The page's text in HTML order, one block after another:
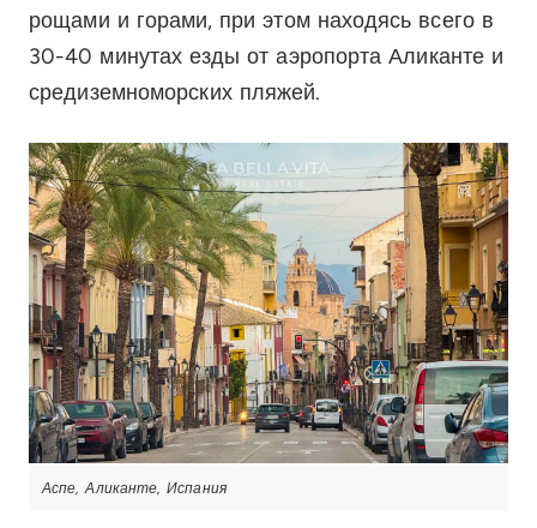
рощами и горами, при этом находясь всего в
30-40 минутах езды от аэропорта Аликанте и
средиземноморских пляжей.
Аспе, Аликанте, Испания